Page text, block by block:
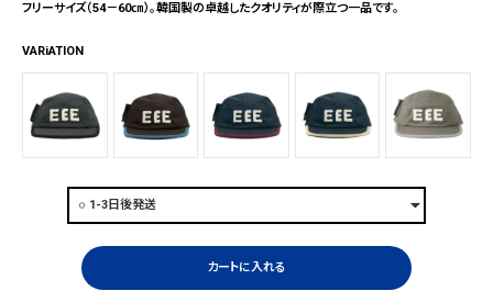
フリーサイズ（54－60㎝）。韓国製の卓越したクオリティが際立つ一品です。
VARiATION
カートに入れる